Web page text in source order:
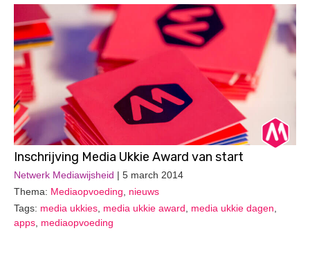
Inschrijving Media Ukkie Award van start
Netwerk Mediawijsheid | 5 march 2014
Thema: Mediaopvoeding, nieuws
Tags: media ukkies media ukkie award media ukkie dagen
apps mediaopvoeding